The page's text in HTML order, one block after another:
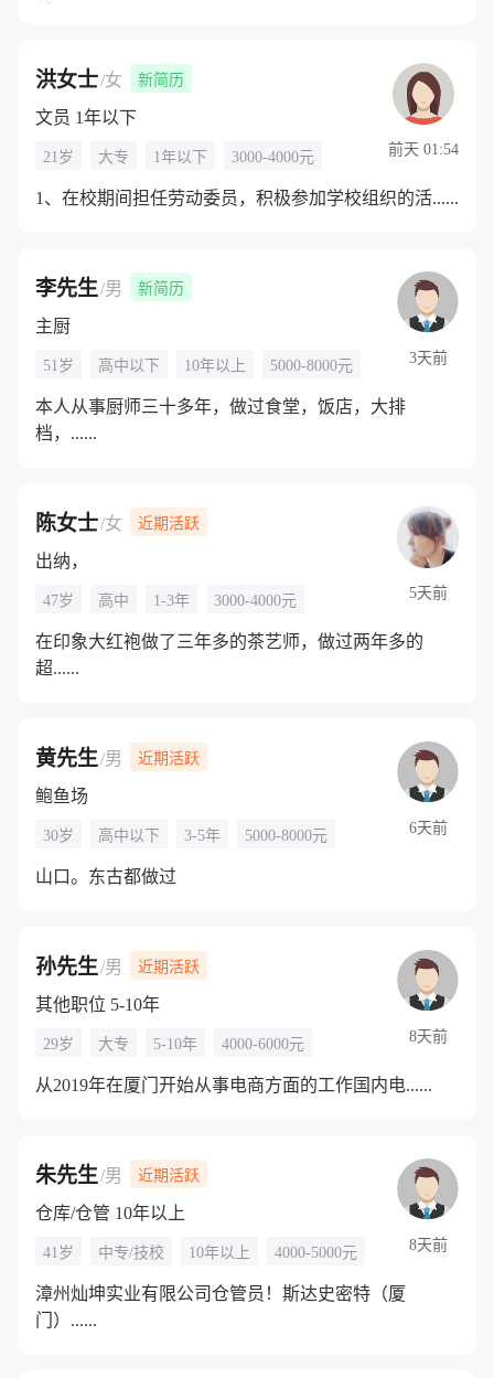
洪女士/女 新简历
文员 1年以下
21岁 大专 1年以下 3000-4000元 前天 01:54
1、在校期间担任劳动委员，积极参加学校组织的活......
李先生/男 新简历
主厨
51岁 高中以下 10年以上 5000-8000元 3天前
本人从事厨师三十多年，做过食堂，饭店，大排
档，......
陈女士/女 近期活跃
出纳，
47岁 高中 1-3年 3000-4000元 5天前
在印象大红袍做了三年多的茶艺师，做过两年多的
超......
黄先生/男 近期活跃
鲍鱼场
30岁 高中以下 3-5年 5000-8000元 6天前
山口。东古都做过
孙先生/男 近期活跃
其他职位 5-10年
29岁 大专 5-10年 4000-6000元 8天前
从2019年在厦门开始从事电商方面的工作国内电......
朱先生/男 近期活跃
仓库/仓管 10年以上
41岁 中专/技校 10年以上 4000-5000元 8天前
漳州灿坤实业有限公司仓管员！斯达史密特（厦
门）......